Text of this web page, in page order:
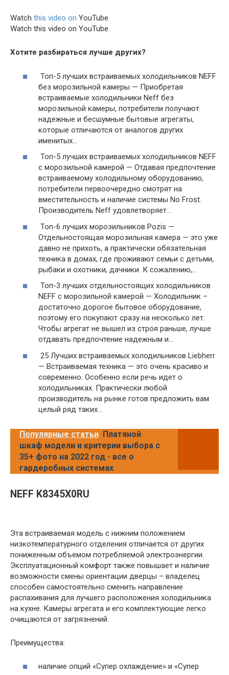
Watch this video on YouTube
Watch this video on YouTube
Хотите разбираться лучше других?
Топ-5 лучших встраиваемых холодильников NEFF
без морозильной камеры — Приобретая
встраиваемые холодильники Neff без
морозильной камеры, потребители получают
надежные и бесшумные бытовые агрегаты,
которые отличаются от аналогов других
именитых…
Топ-5 лучших встраиваемых холодильников NEFF
с морозильной камерой — Отдавая предпочтение
встраиваемому холодильному оборудованию,
потребители первоочередно смотрят на
вместительность и наличие системы No Frost.
Производитель Neff удовлетворяет…
Топ-6 лучших морозильников Pozis —
Отдельностоящая морозильная камера — это уже
давно не прихоть, а практически обязательная
техника в домах, где проживают семьи с детьми,
рыбаки и охотники, дачники. К сожалению,…
Топ-3 лучших отдельностоящих холодильников
NEFF с морозильной камерой — Холодильник –
достаточно дорогое бытовое оборудование,
поэтому его покупают сразу на несколько лет.
Чтобы агрегат не вышел из строя раньше, лучше
отдавать предпочтение надежным и…
25 Лучших встраиваемых холодильников Liebherr
— Встраиваемая техника — это очень красиво и
современно. Особенно если речь идет о
холодильниках. Практически любой
производитель на рынке готов предложить вам
целый ряд таких…
Популярные статьи Платяной
шкаф модели и критерии выбора с
35+ фото на 2022 год - все о
гардеробных системах
NEFF K8345X0RU
Эта встраиваемая модель с нижним положением
низкотемпературного отделения отличается от других
пониженным объемом потребляемой электроэнергии.
Эксплуатационный комфорт также повышает и наличие
возможности смены ориентации дверцы – владелец
способен самостоятельно сменить направление
распахивания для лучшего расположения холодильника
на кухне. Камеры агрегата и его комплектующие легко
очищаются от загрязнений.
Преимущества:
наличие опций «Супер охлаждение» и «Супер